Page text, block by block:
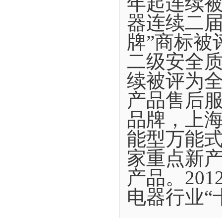
器连续二
牌”商标被
二级安全
续被评为
产品售后
品牌，上
能型万能
家重点新
产品。
电器行业“